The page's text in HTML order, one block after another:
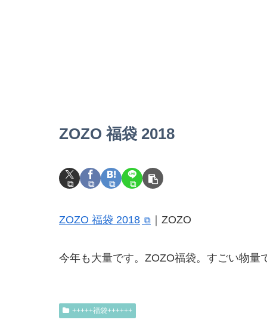
ZOZO 福袋 2018
ZOZO 福袋 2018 ｜ZOZO
今年も大量です。ZOZO福袋。すごい物量
+++++福袋++++++